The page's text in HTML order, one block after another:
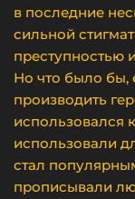
в последние
сильной
преступностью
Но что было
производить
использовался
использовали
стал
прописывали